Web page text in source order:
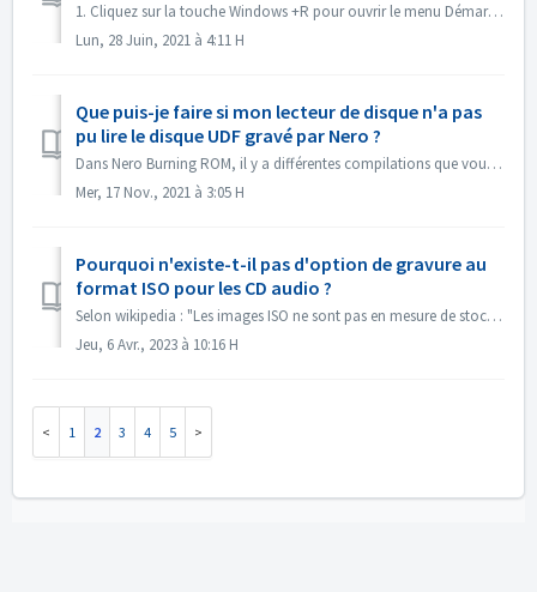
1. Cliquez sur la touche Windows +R pour ouvrir le menu Démarrer. 2. Entrez gpedit.msc dans le champ de recherche et appuyez sur la touche [Enter] de votre...
Lun, 28 Juin, 2021 à 4:11 H
Que puis-je faire si mon lecteur de disque n'a pas
pu lire le disque UDF gravé par Nero ?
Dans Nero Burning ROM, il y a différentes compilations que vous pouvez choisir. Si vous avez gravé un disque UDF mais que la compatibilité de votre lecteu...
Mer, 17 Nov., 2021 à 3:05 H
Pourquoi n'existe-t-il pas d'option de gravure au
format ISO pour les CD audio ?
Selon wikipedia : "Les images ISO ne sont pas en mesure de stocker et de recréer les disques CD-Audio, car ces derniers n'utilisent pas de système...
Jeu, 6 Avr., 2023 à 10:16 H
1 2 3 4 5